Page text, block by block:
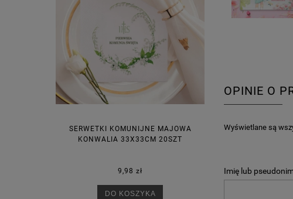
SERWETKI KOMUNIJNE MAJOWA
KONWALIA 33X33CM 20SZT
9,98 zł
DO KOSZYKA
OPINIE O
Wyświetlane są
Imię lub